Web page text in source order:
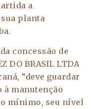
a
planta
concessão de
DO BRASIL LTDA
“deve guardar
manutenção
mínimo, seu nível